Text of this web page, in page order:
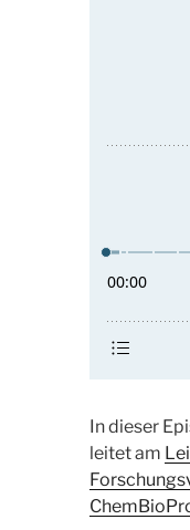
In dieser
leitet am